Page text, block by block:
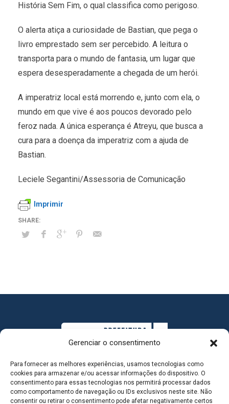
Gerenciar o consentimento
Para fornecer as melhores experiências, usamos tecnologias como
cookies para armazenar e/ou acessar informações do dispositivo. O
consentimento para essas tecnologias nos permitirá processar dados
como comportamento de navegação ou IDs exclusivos neste site. Não
consentir ou retirar o consentimento pode afetar negativamente certos
História Sem Fim, o qual classifica como perigoso.
O alerta atiça a curiosidade de Bastian, que pega o
livro emprestado sem ser percebido. A leitura o
transporta para o mundo de fantasia, um lugar que
espera desesperadamente a chegada de um herói.
A imperatriz local está morrendo e, junto com ela, o
mundo em que vive é aos poucos devorado pelo
feroz nada. A única esperança é Atreyu, que busca a
cura para a doença da imperatriz com a ajuda de
Bastian.
Leciele Segantini/Assessoria de Comunicação
Imprimir